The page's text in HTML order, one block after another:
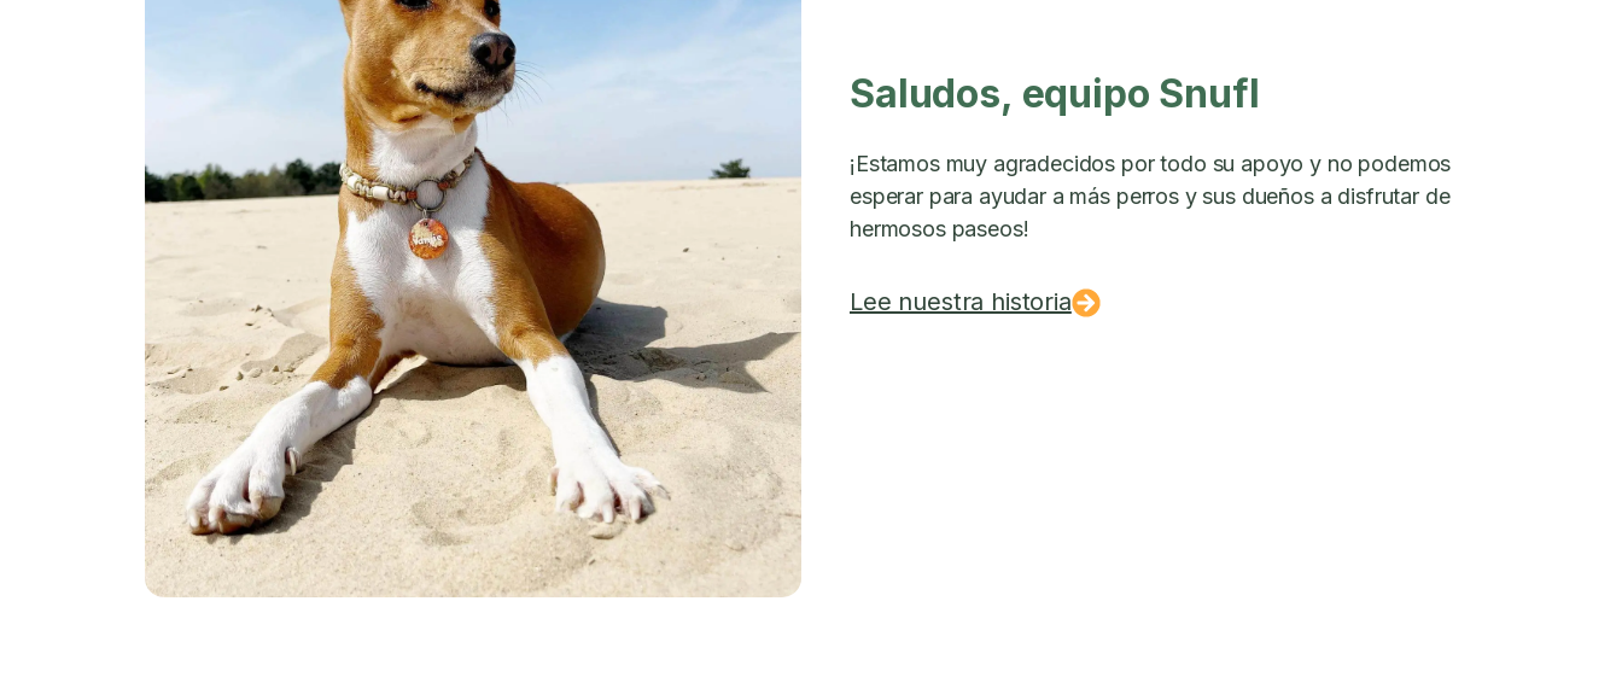
Saludos, equipo Snufl
¡Estamos muy agradecidos por todo su apoyo y no podemos
esperar para ayudar a más perros y sus dueños a disfrutar de
hermosos paseos!
Lee nuestra historia